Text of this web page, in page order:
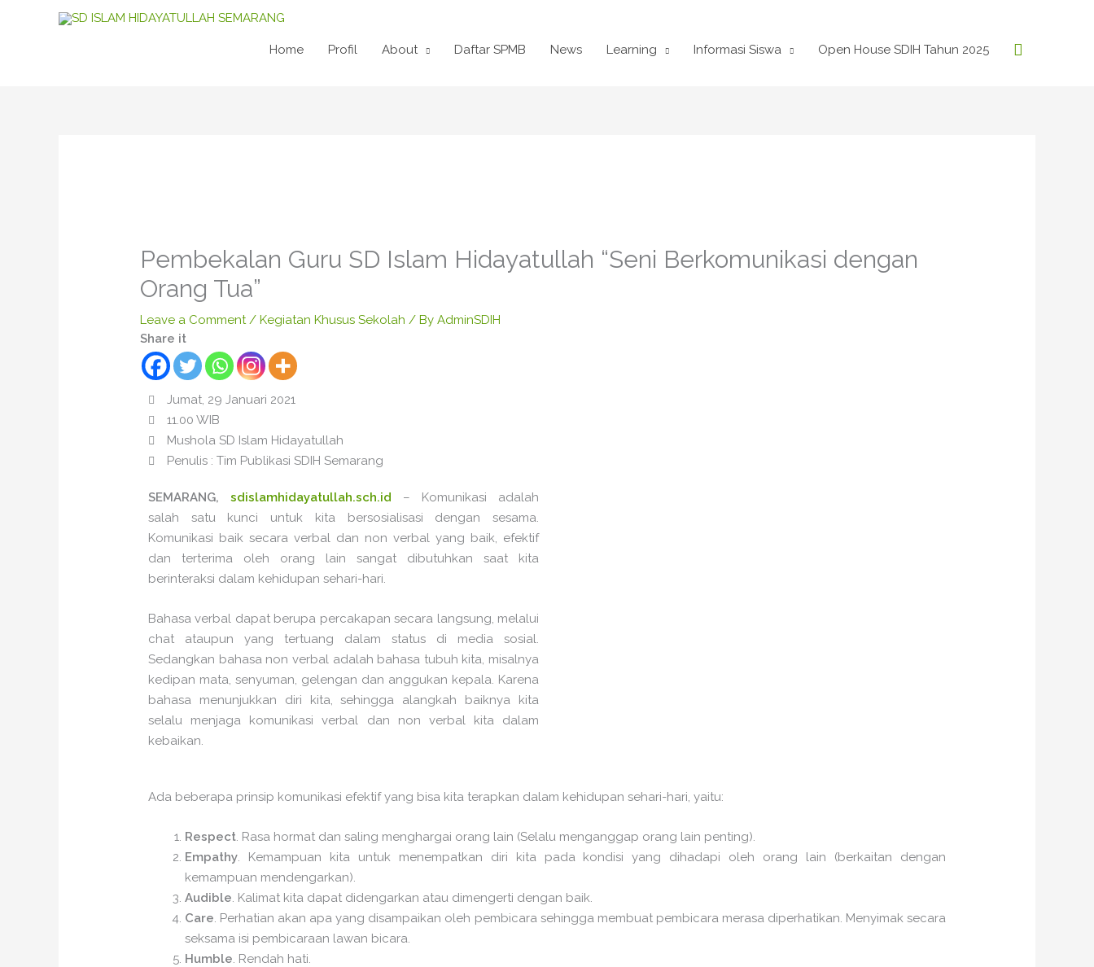
Home Profil About Daftar SPMB News Learning Informasi Siswa Open House SDIH Tahun 2025 Search
Pembekalan Guru SD Islam Hidayatullah “Seni Berkomunikasi dengan
Orang Tua”
Leave a Comment /Kegiatan Khusus Sekolah / ByAdminSDIH
Share it
Jumat, 29 Januari 2021
11.00 WIB
Mushola SD Islam Hidayatullah
Penulis : Tim Publikasi SDIH Semarang
SEMARANG,sdislamhidayatullah.sch.id – Komunikasi adalah
salah satu kunci untuk kita bersosialisasi dengan sesama.
Komunikasi baik secara verbal dan non verbal yang baik, efektif
dan terterima oleh orang lain sangat dibutuhkan saat kita
berinteraksi dalam kehidupan sehari-hari.
Bahasa verbal dapat berupa percakapan secara langsung, melalui
chat ataupun yang tertuang dalam status di media sosial.
Sedangkan bahasa non verbal adalah bahasa tubuh kita, misalnya
kedipan mata, senyuman, gelengan dan anggukan kepala. Karena
bahasa menunjukkan diri kita, sehingga alangkah baiknya kita
selalu menjaga komunikasi verbal dan non verbal kita dalam
kebaikan.
Ada beberapa prinsip komunikasi efektif yang bisa kita terapkan dalam kehidupan sehari-hari, yaitu:
Respect. Rasa hormat dan saling menghargai orang lain (Selalu menganggap orang lain penting).
Empathy. Kemampuan kita untuk menempatkan diri kita pada kondisi yang dihadapi oleh orang lain (berkaitan dengan
kemampuan mendengarkan).
Audible. Kalimat kita dapat didengarkan atau dimengerti dengan baik.
Care. Perhatian akan apa yang disampaikan oleh pembicara sehingga membuat pembicara merasa diperhatikan. Menyimak secara
seksama isi pembicaraan lawan bicara.
Humble. Rendah hati.